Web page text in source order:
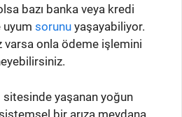
bazı banka veya kredi
uyum sorunu yaşayabiliyor.
varsa onla ödeme işlemini
sitesinde yaşanan yoğun
bir arıza meydana